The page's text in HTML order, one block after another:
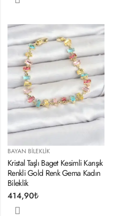
BAYAN BILEKLIK
Kristal Taşlı Baget Kesimli Karışık
Renkli Gold Renk Gema Kadın
Bileklik
414,90₺